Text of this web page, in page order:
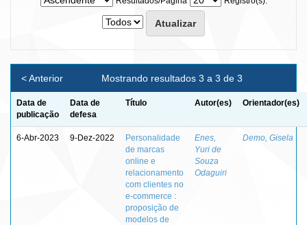
Mostrando resultados 3 a 3 de 3
< Anterior
Data de
publicação
Data de
defesa
Título Autor(es) Orientador(es)
6-Abr-2023 9-Dez-2022
Personalidade
de marcas
online e
relacionamento
com clientes no
e-commerce :
proposição de
modelos de
Enes,
Yuri de
Souza
Odaguiri
Demo, Gisela